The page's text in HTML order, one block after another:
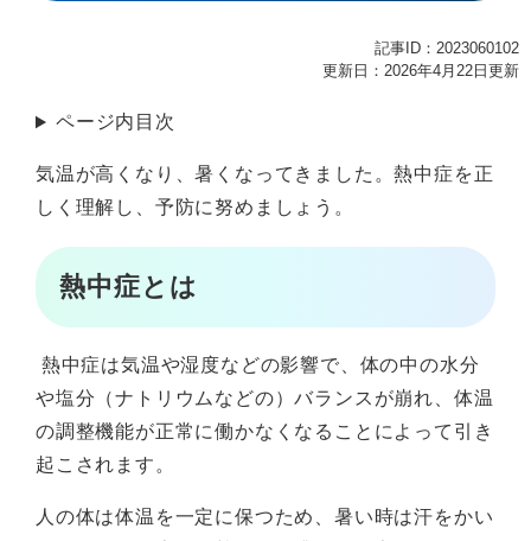
記事ID：2023060102
更新日：2026年4月22日更新
ページ内目次
気温が高くなり、暑くなってきました。熱中症を正
しく理解し、予防に努めましょう。
熱中症とは
熱中症は気温や湿度などの影響で、体の中の水分
や塩分（ナトリウムなどの）バランスが崩れ、体温
の調整機能が正常に働かなくなることによって引き
起こされます。
人の体は体温を一定に保つため、暑い時は汗をかい